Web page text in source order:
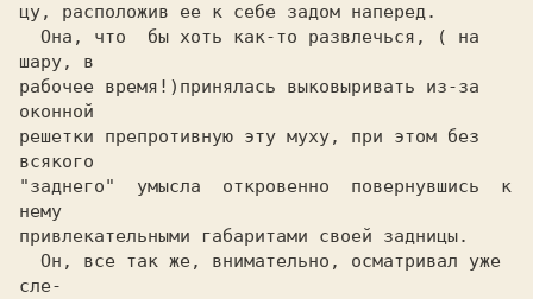
цу, расположив ее к себе задом наперед.
шару, в
рабочее время!)принялась выковыривать из-за
оконной
решетки препротивную эту муху, при этом без
всякого
"заднего"  умысла  откровенно  повернувшись  к
нему
привлекательными габаритами своей задницы.
сле-